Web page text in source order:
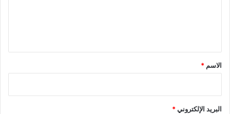
*
الاسم *
البريد الإلكتروني*